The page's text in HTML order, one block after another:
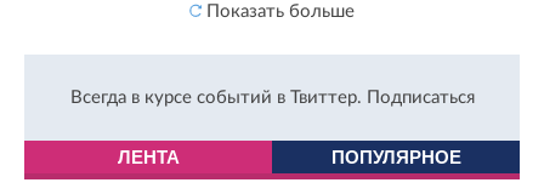
Показать больше
Всегда в курсе событий в Твиттер. Подписаться
ЛЕНТА ПОПУЛЯРНОЕ